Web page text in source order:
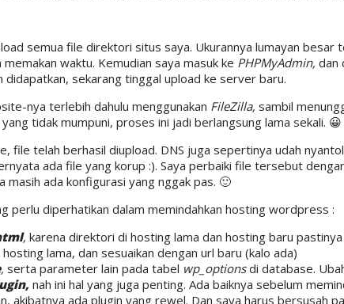
semua file direktori situs saya. Ukurannya lumayan besar
waktu. Kemudian saya masuk ke PHPMyAdmin, dan
didapatkan, sekarang tinggal upload ke server baru.
nya terlebih dahulu menggunakan FileZilla, sambil
tidak mumpuni, proses ini jadi berlangsung lama sekali. 😀
file telah berhasil diupload. DNS juga sepertinya udah
ada file yang korup :). Saya perbaiki file tersebut
masih ada konfigurasi yang nggak pas. 🙂
perlu diperhatikan dalam memindahkan hosting wordpress :
, karena direktori di hosting lama dan hosting baru
lama, dan sesuaikan dengan url baru (kalo ada)
, serta parameter lain pada tabel wp_optionsdi database.
nah ini hal yang juga penting. Ada baiknya sebelum
akibatnya ada plugin yang rewel. Dan saya harus bersusah